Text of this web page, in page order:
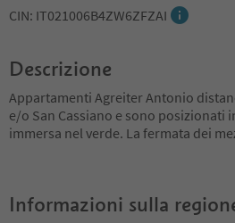
CIN: IT021006B4ZW6ZFZAI
Descrizione
Appartamenti Agreiter Antonio
e/o San Cassiano e sono posizionati
immersa nel verde. La fermata dei
Informazioni sulla